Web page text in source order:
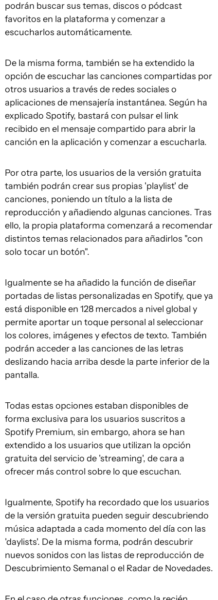
podrán buscar sus temas, discos o pódcast
favoritos en la plataforma y comenzar a
escucharlos automáticamente.
De la misma forma, también se ha extendido la
opción de escuchar las canciones compartidas por
otros usuarios a través de redes sociales o
aplicaciones de mensajería instantánea. Según ha
explicado Spotify, bastará con pulsar el link
recibido en el mensaje compartido para abrir la
canción en la aplicación y comenzar a escucharla.
Por otra parte, los usuarios de la versión gratuita
también podrán crear sus propias 'playlist' de
canciones, poniendo un título a la lista de
reproducción y añadiendo algunas canciones. Tras
ello, la propia plataforma comenzará a recomendar
distintos temas relacionados para añadirlos "con
solo tocar un botón".
Igualmente se ha añadido la función de diseñar
portadas de listas personalizadas en Spotify, que ya
está disponible en 128 mercados a nivel global y
permite aportar un toque personal al seleccionar
los colores, imágenes y efectos de texto. También
podrán acceder a las canciones de las letras
deslizando hacia arriba desde la parte inferior de la
pantalla.
Todas estas opciones estaban disponibles de
forma exclusiva para los usuarios suscritos a
Spotify Premium, sin embargo, ahora se han
extendido a los usuarios que utilizan la opción
gratuita del servicio de 'streaming', de cara a
ofrecer más control sobre lo que escuchan.
Igualmente, Spotify ha recordado que los usuarios
de la versión gratuita pueden seguir descubriendo
música adaptada a cada momento del día con las
'daylists'. De la misma forma, podrán descubrir
nuevos sonidos con las listas de reproducción de
Descubrimiento Semanal o el Radar de Novedades.